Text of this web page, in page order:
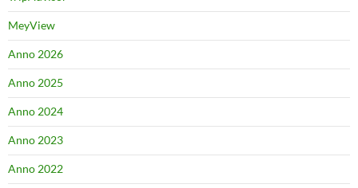
MeyView
Anno 2026
Anno 2025
Anno 2024
Anno 2023
Anno 2022